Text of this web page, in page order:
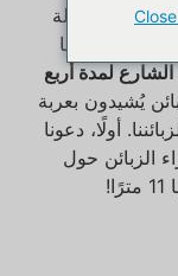
المتنقلة
بتصنيعها لأحد عملائنا
لمدة أربع
يُشيدون بعربة
أولًا، دعونا
الزبائن حول